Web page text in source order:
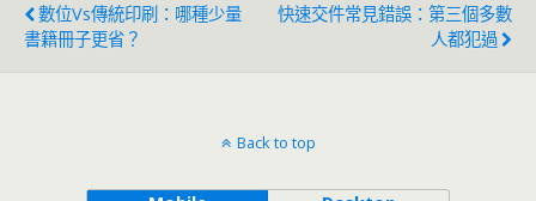
數位vs傳統印刷：哪種少量
書籍冊子更省？
快速交件常見錯誤：第三個多數
人都犯過
Back to top